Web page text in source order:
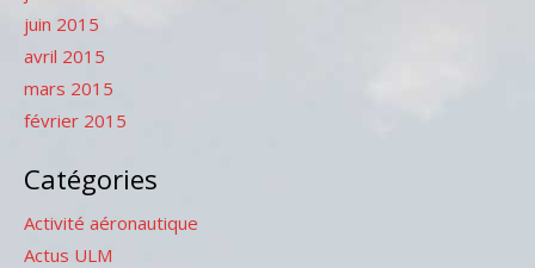
juin 2015
avril 2015
mars 2015
février 2015
Catégories
Activité aéronautique
Actus ULM